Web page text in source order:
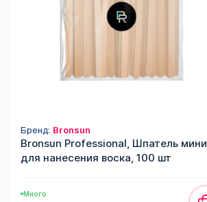
Бренд: Bronsun
Bronsun Professional, Шпатель мини
для нанесения воска, 100 шт
Много